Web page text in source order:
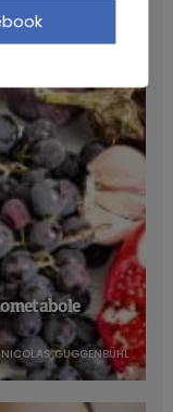
NICOLAS GUGGENBÜHL